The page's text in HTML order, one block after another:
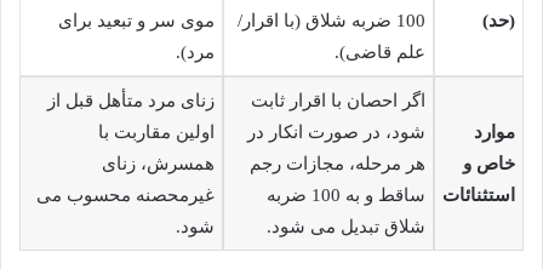
(حد)
100 ضربه شلاق (با اقرار/
علم قاضی).
موی سر و تبعید برای
مرد).
موارد
خاص و
استثنائات
اگر احصان با اقرار ثابت
شود، در صورت انکار در
هر مرحله، مجازات رجم
ساقط و به 100 ضربه
شلاق تبدیل می شود.
زنای مرد متأهل قبل از
اولین مقاربت با
همسرش، زنای
غیرمحصنه محسوب می
شود.